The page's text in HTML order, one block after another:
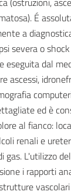
É
a
severa o
eseguita dal
ascessi,
ed è
al fianco:
renali e
gas. L'utilizzo
i rapporti